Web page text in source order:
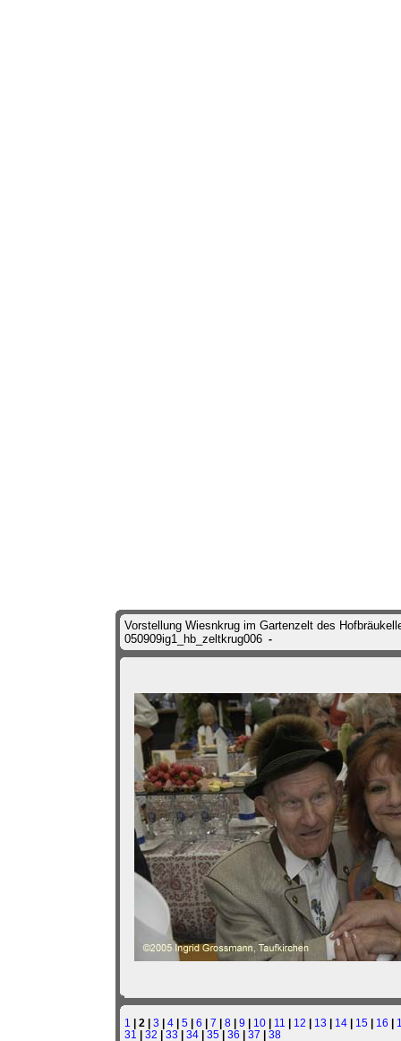
Vorstellung Wiesnkrug im Gartenzelt des
050909ig1_hb_zeltkrug006 -
1 | 2 | 3 | 4| 5| 6 | 7 | 8| 9 | 10| 11 | 12 | 13 | 14| 15| 16 |
31 | 32 | 33 | 34| 35| 36 | 37 | 38